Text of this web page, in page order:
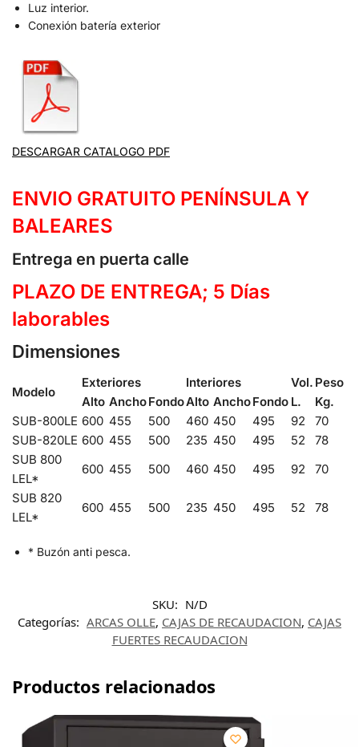
Luz interior.
Conexión batería exterior
DESCARGAR CATALOGO PDF
ENVIO GRATUITO PENÍNSULA Y
BALEARES
Entrega en puerta calle
PLAZO DE ENTREGA; 5 Días
laborables
Dimensiones
Modelo
Exteriores Interiores Vol. Peso
Alto AnchoFondoAlto AnchoFondo L.
Kg.
SUB-800LE 600 455 500 460 450 495 92
70
SUB-820LE 600 455 500 235 450 495 52
78
SUB 800
LEL*
600 455 500 460 450 495 92
70
SUB 820
LEL*
600 455 500 235 450 495 52 78
* Buzón anti pesca.
SKU: N/D
Categorías: ARCAS OLLE, CAJAS DE RECAUDACION, CAJAS
FUERTES RECAUDACION
Productos relacionados